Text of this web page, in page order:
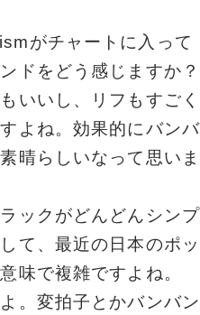
がチャートに入って
ドをどう感じますか？
いいし、リフもすごく
よね。効果的にバンバ
晴らしいなって思いま
ックがどんどんシンプ
て、最近の日本のポッ
味で複雑ですよね。
。変拍子とかバンバン